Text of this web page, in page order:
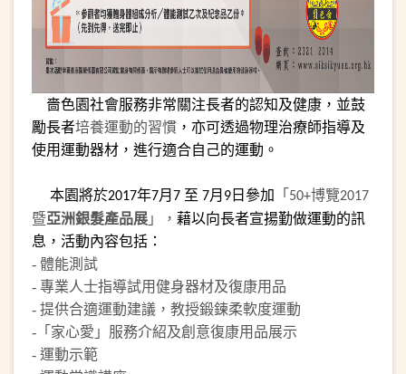
嗇色園社會服務非常關注長者的認知及健康，並鼓
勵長者培養運動的習慣 ，亦可透過物理治療師指導及
使用運動器材，進行適合自己的運動。
本園將於2017年7月 7 至 7月 9 日參加 「 50+博覽2017
暨亞洲銀髮產品展 」， 藉以向長者宣揚勤做運動的訊
息，活動內容包括：
- 體能測試
- 專業人士指導試用健身器材及復康用品
- 提供合適運動建議，教授鍛鍊柔軟度運動
- 「家心愛」服務介紹及創意復康用品展示
- 運動示範